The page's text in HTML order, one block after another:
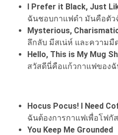
I Prefer it Black, Just
ฉันชอบกาแฟดำ มันคือตัว
Mysterious,
ลึกลับ มีสเน่ห์ และความมื
Hello, This is My Mug
สวัสดีนี่คือแก้วกาแฟของ
Hocus Pocus! I Need
ฉันต้องการกาแฟเพื่อโฟกั
You Keep Me Grounded